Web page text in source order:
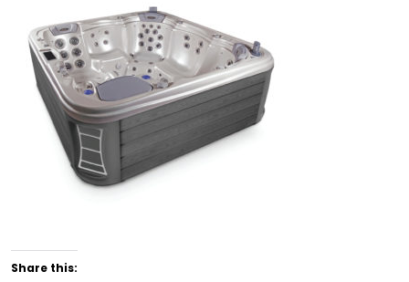
Share this: